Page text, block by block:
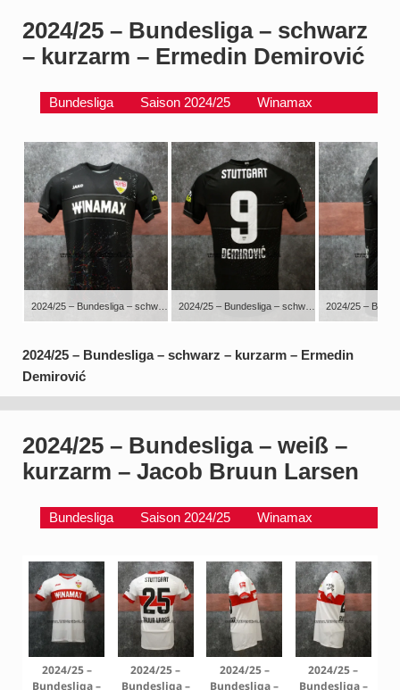
2024/25 – Bundesliga – schwarz
– kurzarm – Ermedin Demirović
Bundesliga Saison 2024/25 Winamax
2024/25 – Bundesliga – schwarz – kurzarm – Ermedin
Demirović
2024/25 – Bundesliga – weiß –
kurzarm – Jacob Bruun Larsen
Bundesliga Saison 2024/25 Winamax
2024/25 –
Bundesliga –
2024/25 –
Bundesliga –
2024/25 –
Bundesliga –
2024/25 –
Bundesliga –